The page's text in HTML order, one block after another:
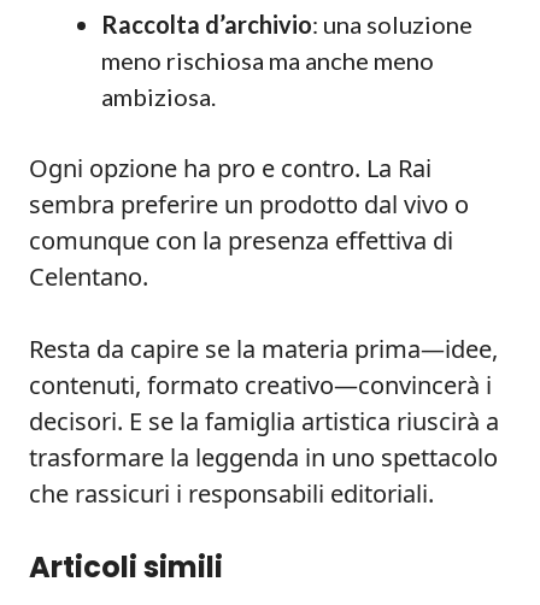
Raccolta d’archivio: una soluzione
meno rischiosa ma anche meno
ambiziosa.
Ogni opzione ha pro e contro. La Rai
sembra preferire un prodotto dal vivo o
comunque con la presenza effettiva di
Celentano.
Resta da capire se la materia prima—idee,
contenuti, formato creativo—convincerà i
decisori. E se la famiglia artistica riuscirà a
trasformare la leggenda in uno spettacolo
che rassicuri i responsabili editoriali.
Articoli simili